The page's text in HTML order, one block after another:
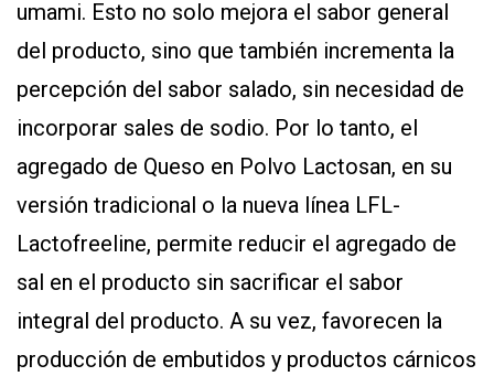
umami. Esto no solo mejora el sabor general
del producto, sino que también incrementa la
percepción del sabor salado, sin necesidad de
incorporar sales de sodio. Por lo tanto, el
agregado de Queso en Polvo Lactosan, en su
versión tradicional o la nueva línea LFL-
Lactofreeline, permite reducir el agregado de
sal en el producto sin sacrificar el sabor
integral del producto. A su vez, favorecen la
producción de embutidos y productos cárnicos